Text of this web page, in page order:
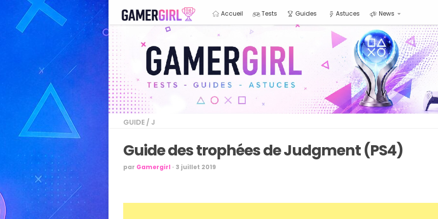
Accueil Tests Guides Astuces News
GUIDE / J
Guide des trophées de Judgment (PS4)
par Gamergirl · 3 juillet 2019